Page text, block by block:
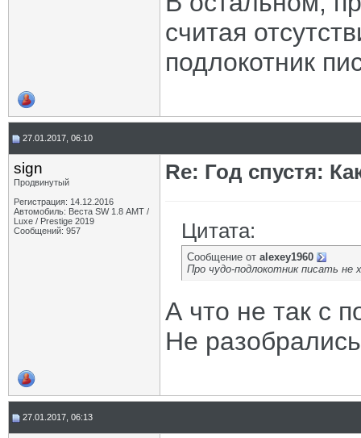
считая
подлокотник
27.01.2017, 06:10
sign
Продвинутый
Регистрация: 14.12.2016
Автомобиль: Веста SW 1.8 АМТ /
Luxe / Prestige 2019
Сообщений: 957
Re: Год спустя:
Цитата:
Сообщение от alexey1960
Про чудо-подлокотник писать не
А что не так с
Не
27.01.2017, 06:13